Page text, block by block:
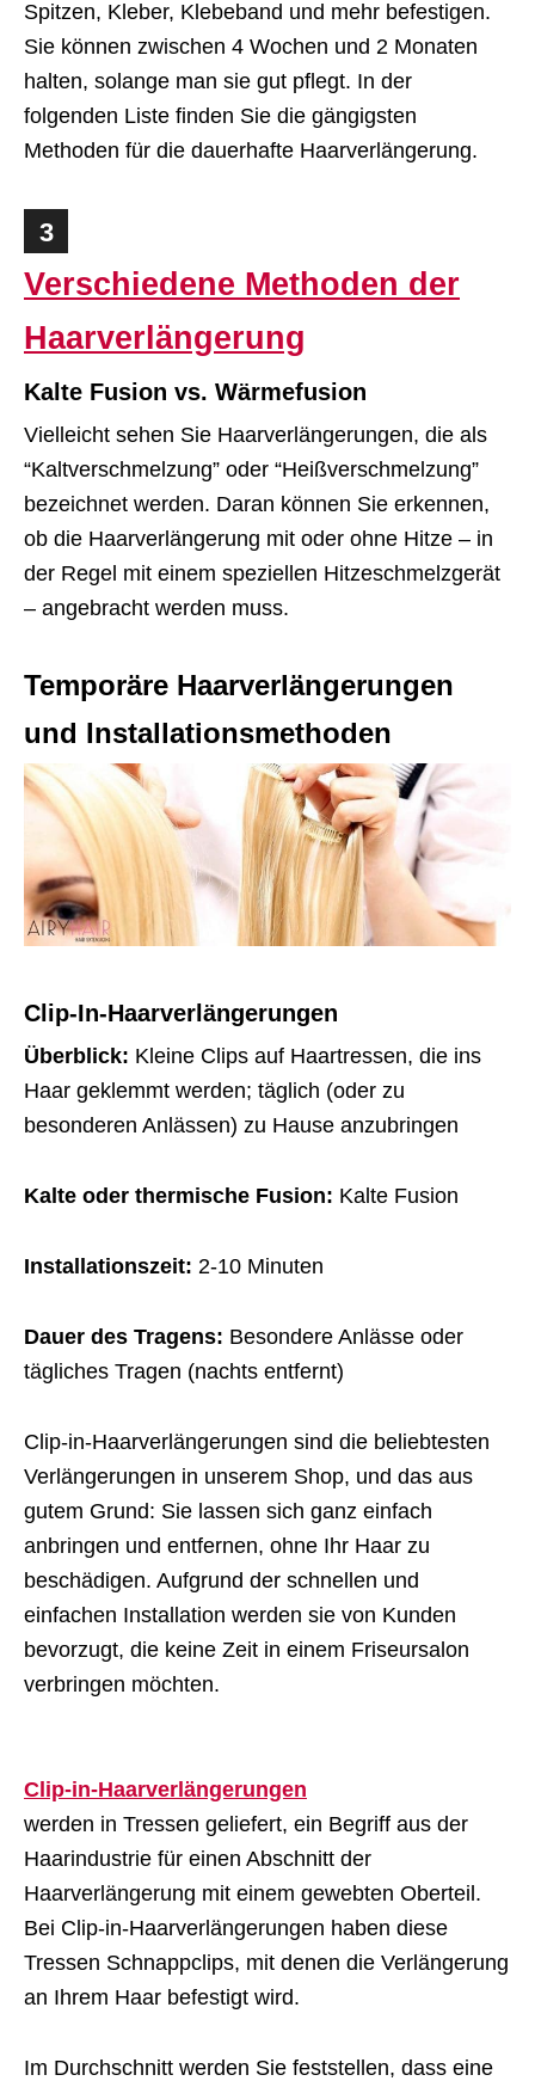
Spitzen, Kleber, Klebeband und mehr befestigen.
Sie können zwischen 4 Wochen und 2 Monaten
halten, solange man sie gut pflegt. In der
folgenden Liste finden Sie die gängigsten
Methoden für die dauerhafte Haarverlängerung.
3
Verschiedene Methoden der
Haarverlängerung
Kalte Fusion vs. Wärmefusion
Vielleicht sehen Sie Haarverlängerungen, die als
“Kaltverschmelzung” oder “Heißverschmelzung”
bezeichnet werden. Daran können Sie erkennen,
ob die Haarverlängerung mit oder ohne Hitze – in
der Regel mit einem speziellen Hitzeschmelzgerät
– angebracht werden muss.
Temporäre Haarverlängerungen
und Installationsmethoden
Clip-In-Haarverlängerungen
Überblick: Kleine Clips auf Haartressen, die ins
Haar geklemmt werden; täglich (oder zu
besonderen Anlässen) zu Hause anzubringen
Kalte oder thermische Fusion: Kalte Fusion
Installationszeit: 2-10 Minuten
Dauer des Tragens: Besondere Anlässe oder
tägliches Tragen (nachts entfernt)
Clip-in-Haarverlängerungen sind die beliebtesten
Verlängerungen in unserem Shop, und das aus
gutem Grund: Sie lassen sich ganz einfach
anbringen und entfernen, ohne Ihr Haar zu
beschädigen. Aufgrund der schnellen und
einfachen Installation werden sie von Kunden
bevorzugt, die keine Zeit in einem Friseursalon
verbringen möchten.
Clip-in-Haarverlängerungen
werden in Tressen geliefert, ein Begriff aus der
Haarindustrie für einen Abschnitt der
Haarverlängerung mit einem gewebten Oberteil.
Bei Clip-in-Haarverlängerungen haben diese
Tressen Schnappclips, mit denen die Verlängerung
an Ihrem Haar befestigt wird.
Im Durchschnitt werden Sie feststellen, dass eine